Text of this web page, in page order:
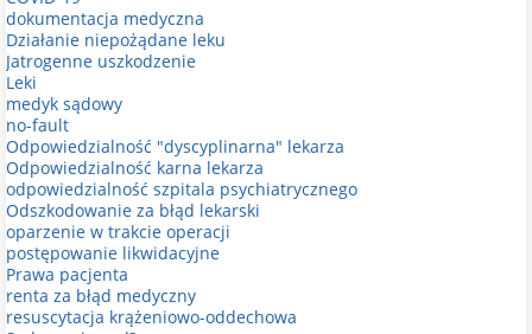
dokumentacja medyczna
Działanie niepożądane leku
Jatrogenne uszkodzenie
Leki
medyk sądowy
no-fault
Odpowiedzialność "dyscyplinarna" lekarza
Odpowiedzialność karna lekarza
odpowiedzialność szpitala psychiatrycznego
Odszkodowanie za błąd lekarski
oparzenie w trakcie operacji
postępowanie likwidacyjne
Prawa pacjenta
renta za błąd medyczny
resuscytacja krążeniowo-oddechowa